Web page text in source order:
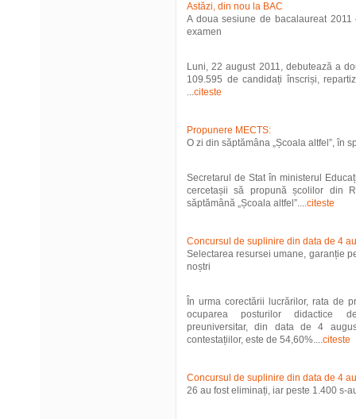
Astăzi, din nou la BAC
A doua sesiune de bacalaureat
examen
Luni, 22 august 2011, debutează a
109.595 de candidați înscriși,
...citeste
Propunere MECTS:
O zi din săptămâna „Școala altfel”, în
Secretarul de Stat în ministerul
cercetașii să propună școlilor din
săptămână „Școala altfel”....citeste
Concursul de suplinire din data de 4
Selectarea resursei umane, garanție
noștri
În urma corectării lucrărilor, rata de
ocuparea posturilor didactice
preuniversitar, din data de 4
contestațiilor, este de 54,60%....citeste
Concursul de suplinire din data de 4
26 au fost eliminați, iar peste 1.400 s-